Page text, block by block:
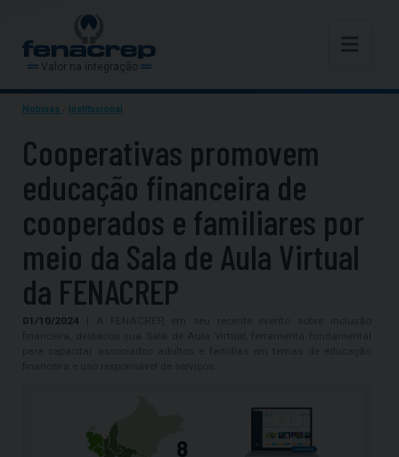
Valor na integração
Notícias Institucional
Cooperativas promovem
educação financeira de
cooperados e familiares por
meio da Sala de Aula Virtual
da FENACREP
01/10/2024